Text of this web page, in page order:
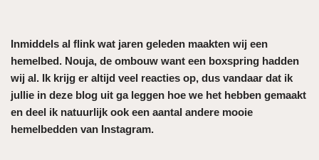
Inmiddels al flink wat jaren geleden maakten wij een
hemelbed. Nouja, de ombouw want een boxspring hadden
wij al. Ik krijg er altijd veel reacties op, dus vandaar dat ik
jullie in deze blog uit ga leggen hoe we het hebben gemaakt
en deel ik natuurlijk ook een aantal andere mooie
hemelbedden van Instagram.